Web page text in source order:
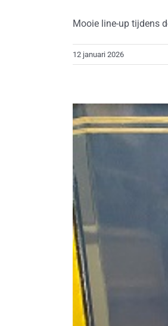
Mooie line-up tijdens
12 januari 2026